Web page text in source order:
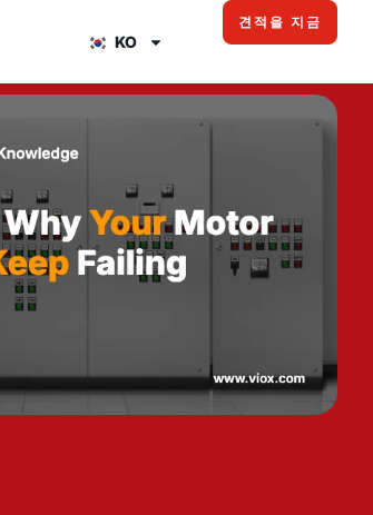
KO
견적을 지금